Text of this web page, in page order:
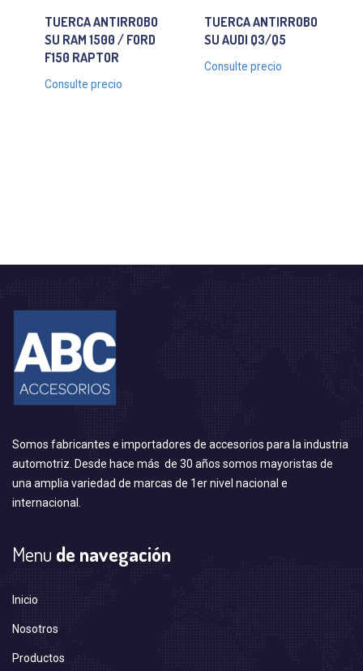
TUERCA ANTIRROBO
SU RAM 1500 / FORD
F150 RAPTOR
Consulte precio
TUERCA ANTIRROBO
SU AUDI Q3/Q5
Consulte precio
Somos fabricantes e importadores de accesorios para la industria
automotriz. Desde hace más de 30 años somos mayoristas de
una amplia variedad de marcas de 1er nivel nacional e
internacional.
Menu de navegación
Inicio
Nosotros
Productos